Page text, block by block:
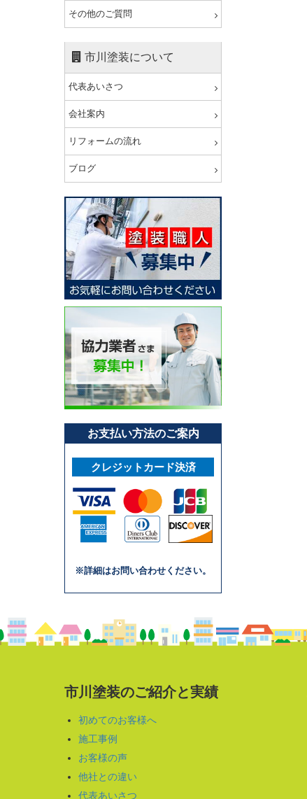
その他のご質問
市川塗装について
代表あいさつ
会社案内
リフォームの流れ
ブログ
お支払い方法のご案内
クレジットカード決済
※詳細はお問い合わせください。
市川塗装のご紹介と実績
初めてのお客様へ
施工事例
お客様の声
他社との違い
代表あいさつ